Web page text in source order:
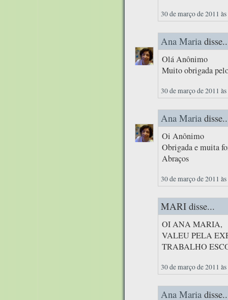
30 de março de 2011
Ana Maria
Olá Anônimo
Muito obrigada
30 de março de 2011
Ana Maria
Oi Anônimo
Obrigada e muita
Abraços
30 de março de 2011
MARI disse...
OI ANA MARIA,
VALEU PELA
TRABALHO
30 de março de 2011
Ana Maria